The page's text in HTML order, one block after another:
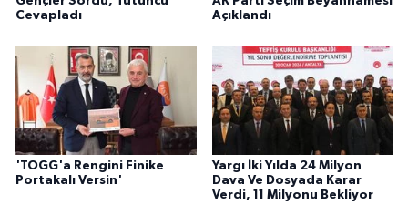
Cevapladı
Açıklandı
'TOGG'a Rengini Finike
Portakalı Versin'
Yargı İki Yılda 24 Milyon
Dava Ve Dosyada Karar
Verdi, 11 Milyonu Bekliyor